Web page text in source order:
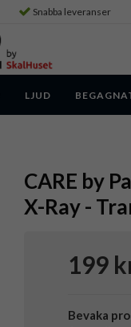
Snabba leveranser
LJUD
CARE by
X-Ray -
199
Bevaka